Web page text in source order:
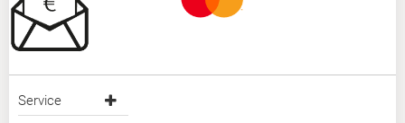
Service